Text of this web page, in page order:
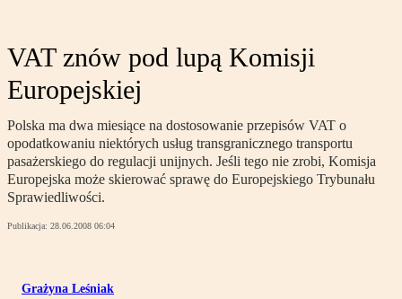
VAT znów pod lupą Komisji
Europejskiej
Polska ma dwa miesiące na dostosowanie przepisów VAT o
opodatkowaniu niektórych usług transgranicznego transportu
pasażerskiego do regulacji unijnych. Jeśli tego nie zrobi, Komisja
Europejska może skierować sprawę do Europejskiego Trybunału
Sprawiedliwości.
Publikacja: 28.06.2008 06:04
Grażyna Leśniak